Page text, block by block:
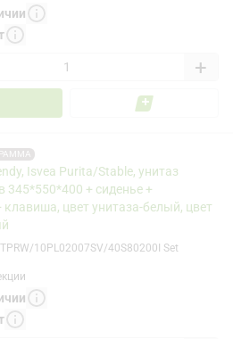
+
Isvea Purita/Stable, унитаз
345*550*400 + сиденье +
клавиша, цвет унитаза-белый, цвет
10PL02007SV/40S80200I Set